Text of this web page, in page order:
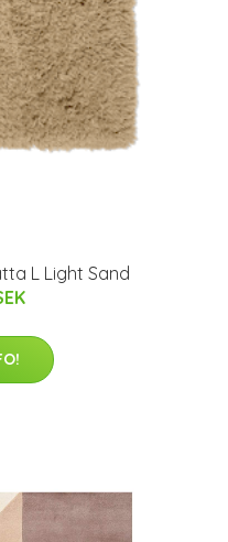
L Light Sand